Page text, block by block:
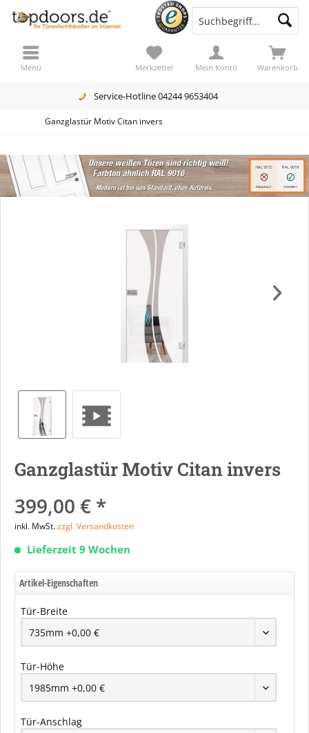
Service-Hotline 04244 9653404
Warenkorb
Merkzettel Mein Konto
Menü
Ganzglastür Motiv Citan invers
Ganzglastür Motiv Citan invers
399,00 € *
inkl. MwSt.zzgl. Versandkosten
Lieferzeit 9 Wochen
Artikel-Eigenschaften
Tür-Breite
Tür-Höhe
Tür-Anschlag